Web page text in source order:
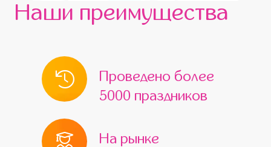
Наши преимущества
Проведено более
5000 праздников
На рынке